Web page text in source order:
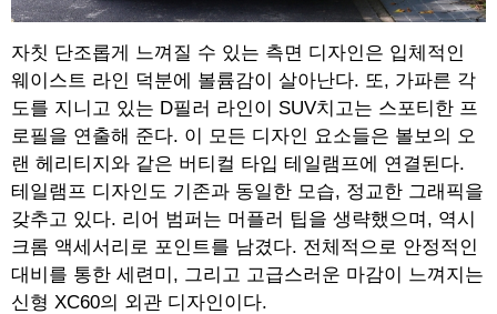
자칫 단조롭게 느껴질 수 있는 측면 디자인은 입체적인
웨이스트 라인 덕분에 볼륨감이 살아난다. 또, 가파른 각
도를 지니고 있는 D필러 라인이 SUV치고는 스포티한 프
로필을 연출해 준다. 이 모든 디자인 요소들은 볼보의 오
랜 헤리티지와 같은 버티컬 타입 테일램프에 연결된다.
테일램프 디자인도 기존과 동일한 모습, 정교한 그래픽을
갖추고 있다. 리어 범퍼는 머플러 팁을 생략했으며, 역시
크롬 액세서리로 포인트를 남겼다. 전체적으로 안정적인
대비를 통한 세련미, 그리고 고급스러운 마감이 느껴지는
신형 XC60의 외관 디자인이다.